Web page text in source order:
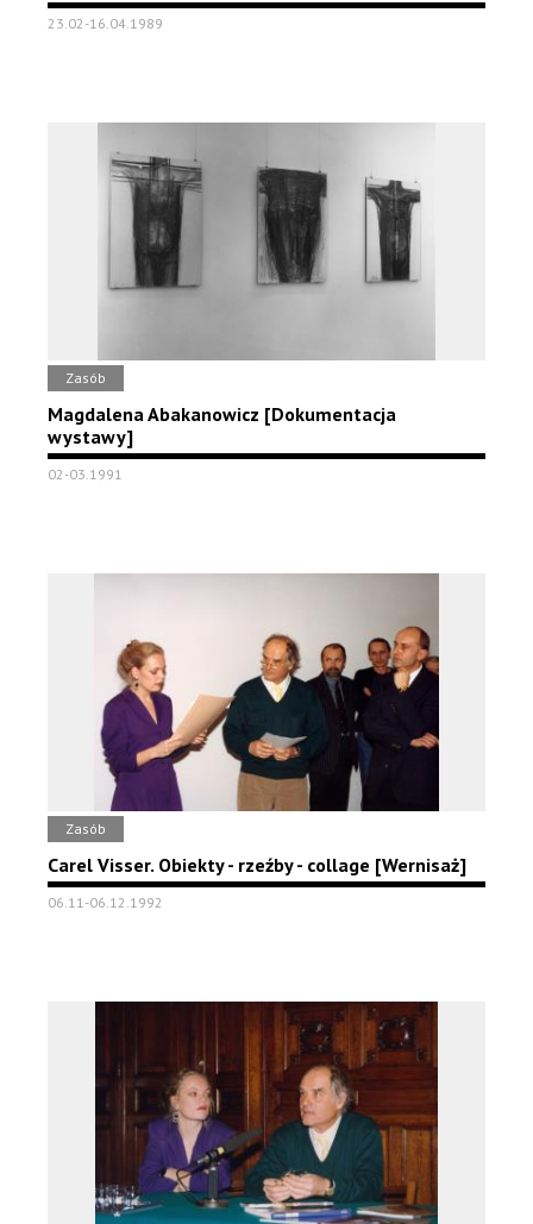
23.02-16.04.1989
Zasób
Magdalena Abakanowicz [Dokumentacja
wystawy]
02-03.1991
Zasób
Carel Visser. Obiekty - rzeźby - collage [Wernisaż]
06.11-06.12.1992